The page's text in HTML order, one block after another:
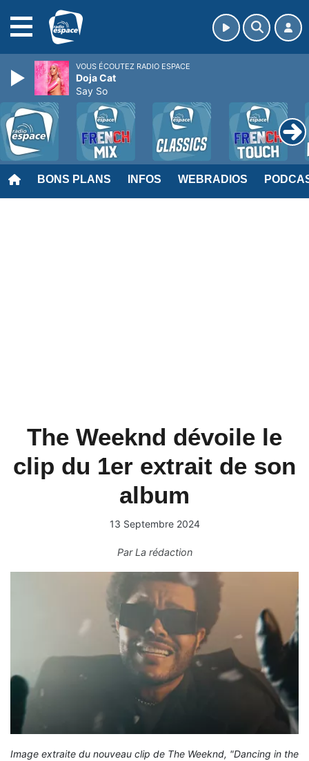
BONS PLANS INFOS WEBRADIOS
The Weeknd dévoile le
clip du 1er extrait de son
album
13 Septembre 2024
ParLa rédaction
Image extraite du nouveau clip de The Weeknd, "Dancing in the
VOUS ÉCOUTEZ RADIO ESPACE
Doja Cat
Say So